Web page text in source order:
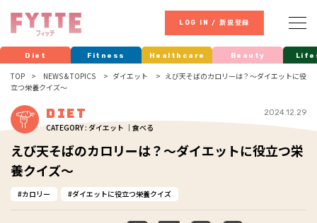
LOG IN / 新規登録
Diet Fitness Healthcare Beauty
TOP NEWS & TOPICS ダイエット
えび天そばのカロリーは？～ダイエットに役
立つ栄養クイズ～
Diet
CATEGORY : ダイエット ｜食べる
2024.12.29
えび天そばのカロリーは？～ダイエットに役立つ栄
養クイズ～
カロリー ダイエットに役立つ栄養クイズ